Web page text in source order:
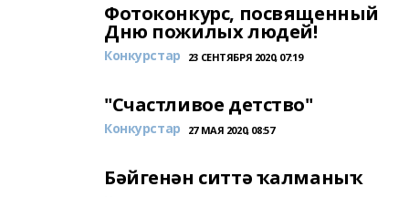
Фотоконкурс, посвященный
Дню пожилых людей!
Конкурстар 23 СЕНТЯБРЯ 2020, 07:19
"Счастливое детство"
Конкурстар 27 МАЯ 2020, 08:57
Бәйгенән ситтә ҡалманыҡ